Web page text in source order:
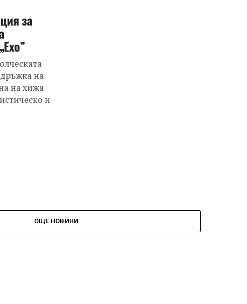
за
на
на хижа
и
ОЩЕ НОВИНИ